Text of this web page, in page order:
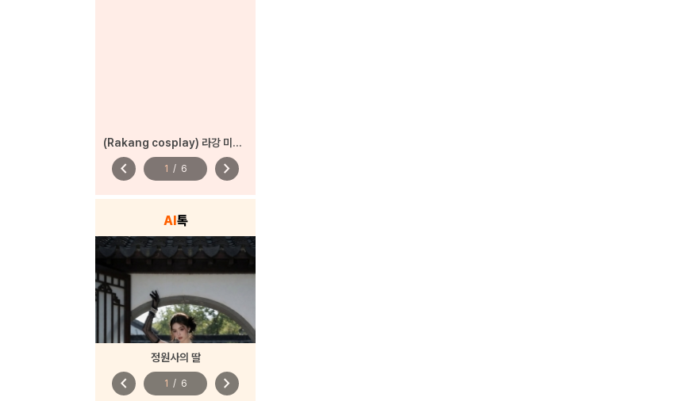
(Rakang cosplay) 라강 미쿠 코스프레
chevron_left 1 / 6 chevron_right
AI톡
정원사의 딸
chevron_left 1 / 6 chevron_right